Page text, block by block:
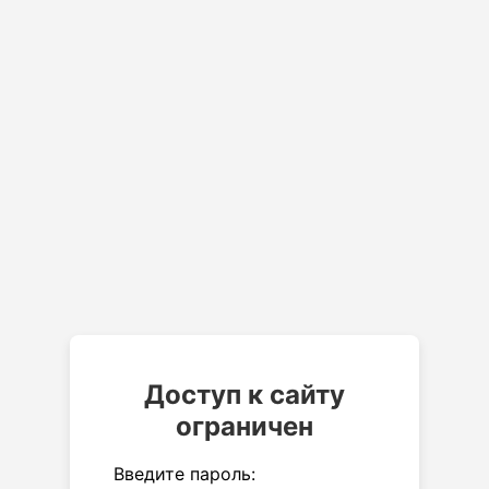
Доступ к сайту
ограничен
Введите пароль: